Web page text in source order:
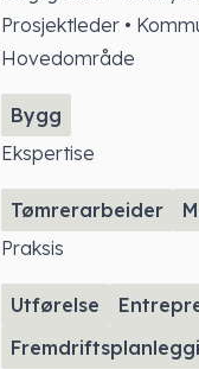
Prosjektleder •
Hovedområde
Bygg
Ekspertise
Tømrerarbeider
Praksis
Utførelse